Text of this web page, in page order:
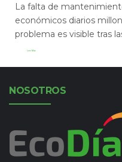
La falta de
económicos diarios
problema es visible tras
Leer Más
NOSOTROS